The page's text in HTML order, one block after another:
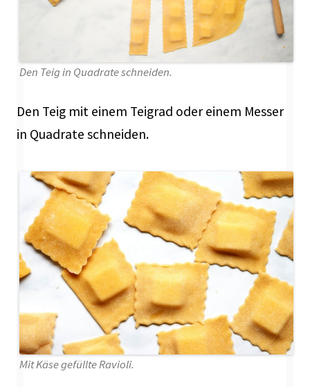
Den Teig in Quadrate schneiden.
Den Teig mit einem Teigrad oder einem Messer
in Quadrate schneiden.
Mit Käse gefüllte Ravioli.